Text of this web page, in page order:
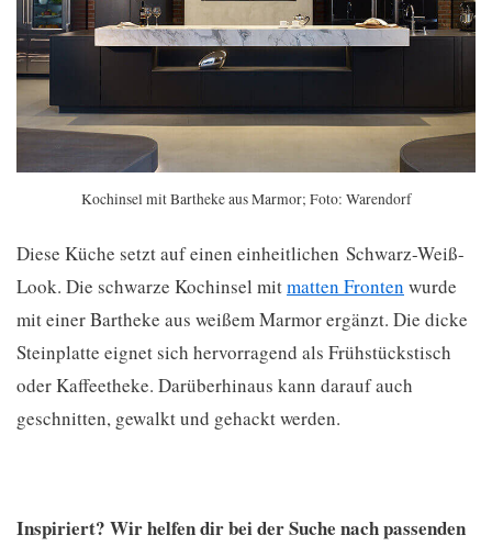
Kochinsel mit Bartheke aus Marmor; Foto: Warendorf
Diese Küche setzt auf einen einheitlichen Schwarz-Weiß-
Look. Die schwarze Kochinsel mitmatten Fronten wurde
mit einer Bartheke aus weißem Marmor ergänzt. Die dicke
Steinplatte eignet sich hervorragend als Frühstückstisch
oder Kaffeetheke. Darüberhinaus kann darauf auch
geschnitten, gewalkt und gehackt werden.
Inspiriert? Wir helfen dir bei der Suche nach passenden